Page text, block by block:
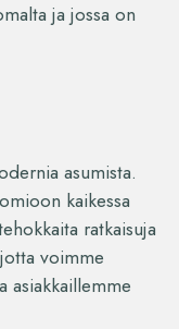
ja jossa on
asumista.
kaikessa
ratkaisuja
voimme
asiakkaillemme